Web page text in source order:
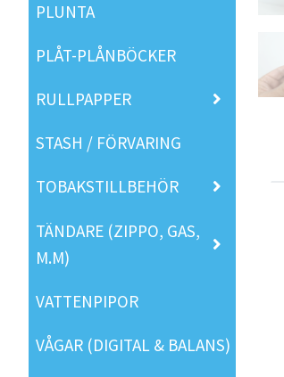
PLUNTA
PLÅT-PLÅNBÖCKER
RULLPAPPER
STASH / FÖRVARING
TOBAKSTILLBEHÖR
TÄNDARE (ZIPPO, GAS,
M.M)
VATTENPIPOR
VÅGAR (DIGITAL & BALANS)